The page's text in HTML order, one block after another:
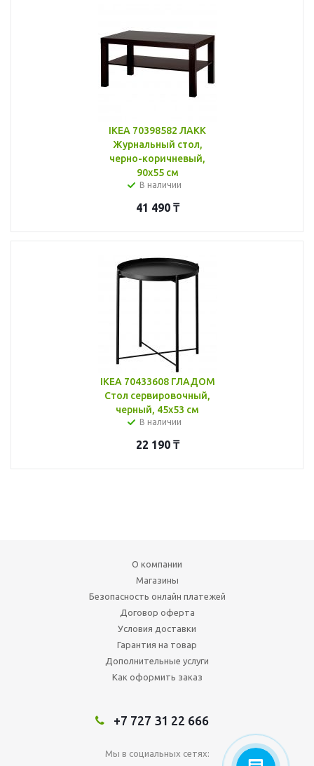
IKEA 70398582 ЛАКК
Журнальный стол,
черно-коричневый,
90x55 см
В наличии
41 490₸
IKEA 70433608 ГЛАДОМ
Стол сервировочный,
черный, 45x53 см
В наличии
22 190₸
О компании
Магазины
Безопасность онлайн платежей
Договор оферта
Условия доставки
Гарантия на товар
Дополнительные услуги
Как оформить заказ
+7 727 31 22 666
Мы в социальных сетях: